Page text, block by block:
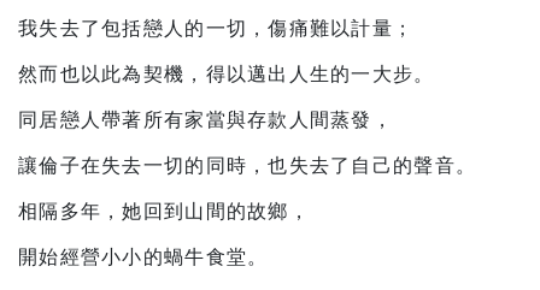
我失去了包括戀人的一切，傷痛難以計量；
然而也以此為契機，得以邁出人生的一大步。
同居戀人帶著所有家當與存款人間蒸發，
讓倫子在失去一切的同時，也失去了自己的聲音。
相隔多年，她回到山間的故鄉，
開始經營小小的蝸牛食堂。